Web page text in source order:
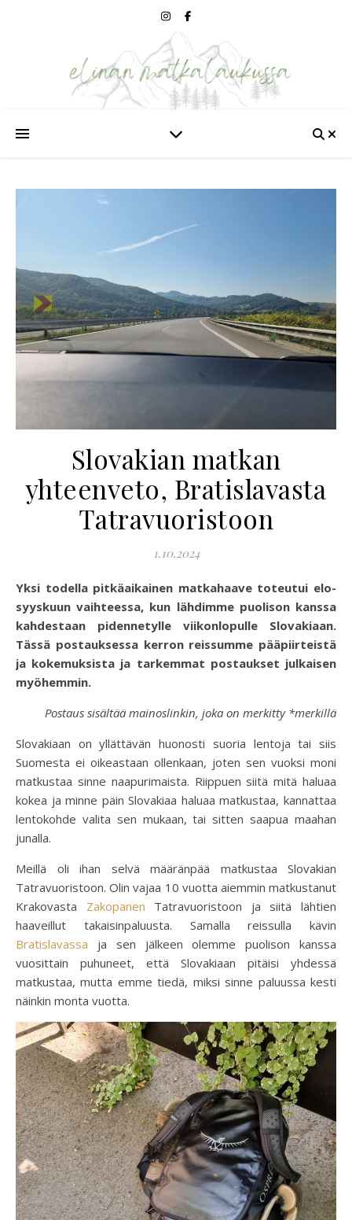
Slovakian matkan
yhteenveto, Bratislavasta
Tatravuoristoon
1.10.2024
Yksi todella pitkäaikainen matkahaave toteutui elo-
syyskuun vaihteessa, kun lähdimme puolison kanssa
kahdestaan pidennetylle viikonlopulle Slovakiaan.
Tässä postauksessa kerron reissumme pääpiirteistä
ja kokemuksista ja tarkemmat postaukset julkaisen
myöhemmin.
Postaus sisältää mainoslinkin, joka on merkitty *merkillä
Slovakiaan on yllättävän huonosti suoria lentoja tai siis
Suomesta ei oikeastaan ollenkaan, joten sen vuoksi moni
matkustaa sinne naapurimaista. Riippuen siitä mitä haluaa
kokea ja minne päin Slovakiaa haluaa matkustaa, kannattaa
lentokohde valita sen mukaan, tai sitten saapua maahan
junalla.
Meillä oli ihan selvä määränpää matkustaa Slovakian
Tatravuoristoon. Olin vajaa 10 vuotta aiemmin matkustanut
Krakovasta Zakopanen Tatravuoristoon ja siitä lähtien
haaveillut takaisinpaluusta. Samalla reissulla kävin
Bratislavassa ja sen jälkeen olemme puolison kanssa
vuosittain puhuneet, että Slovakiaan pitäisi yhdessä
matkustaa, mutta emme tiedä, miksi sinne paluussa kesti
näinkin monta vuotta.